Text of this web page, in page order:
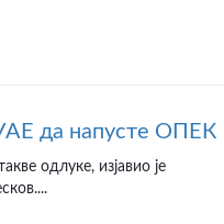
да напусте ОПЕК
одлуке, изјавио је